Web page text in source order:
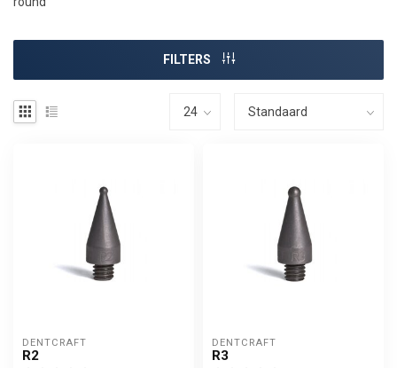
FILTERS
DENTCRAFT
R2
DENTCRAFT
R3